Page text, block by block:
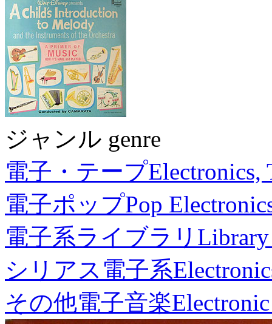
ジャンル genre
電子・テープElectronics,
電子ポップPop
電子系ライブラリ
シリアス電子系
その他電子音楽